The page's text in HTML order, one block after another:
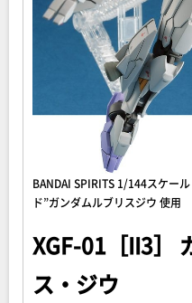
BANDAI SPIRITS 1/144スケー
ド”ガンダムルブリスジウ 使用
XGF-01［II3］
ス・ジウ